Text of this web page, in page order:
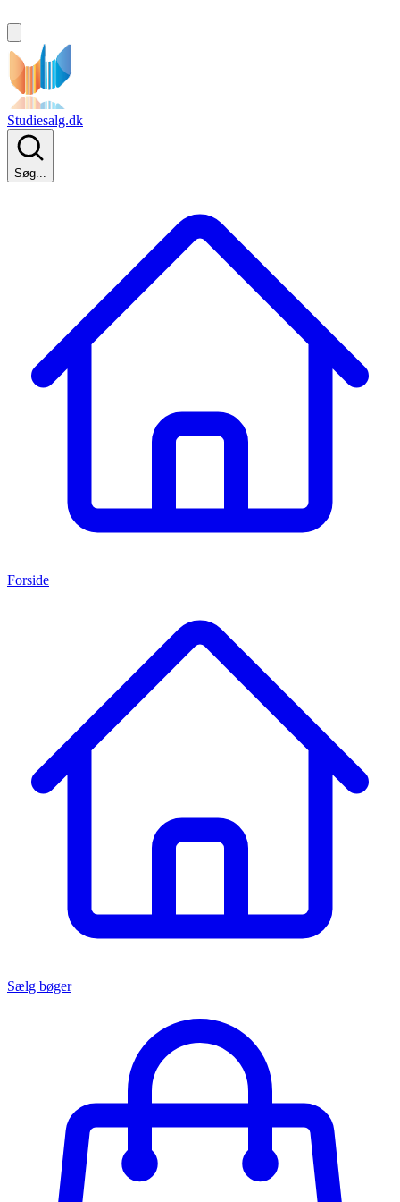
Studiesalg.dk
Søg...
Forside
Sælg bøger